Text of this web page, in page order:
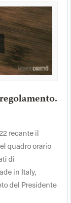
recante il
quadro orario
di
in Italy,
del Presidente